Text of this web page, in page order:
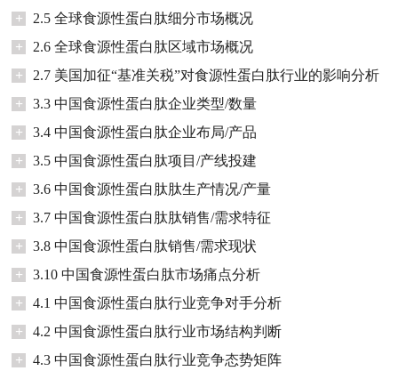
+
2.5 全球食源性蛋白肽细分市场概况
+
2.6 全球食源性蛋白肽区域市场概况
+
2.7 美国加征“基准关税”对食源性蛋白肽行业的影响分析
+
3.3 中国食源性蛋白肽企业类型/数量
+
3.4 中国食源性蛋白肽企业布局/产品
+
3.5 中国食源性蛋白肽项目/产线投建
+
3.6 中国食源性蛋白肽肽生产情况/产量
+
3.7 中国食源性蛋白肽肽销售/需求特征
+
3.8 中国食源性蛋白肽销售/需求现状
+
3.10 中国食源性蛋白肽市场痛点分析
+
4.1 中国食源性蛋白肽行业竞争对手分析
+
4.2 中国食源性蛋白肽行业市场结构判断
+
4.3 中国食源性蛋白肽行业竞争态势矩阵